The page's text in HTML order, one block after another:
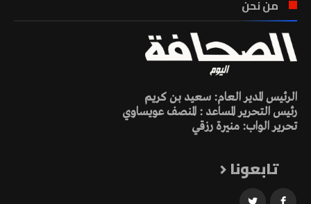
من نحن
الرئيس المدير العام: سعيد بن كريم
رئيس التحرير المساعد : المنصف عويساوي
تحرير الواب: منيرة رزقي
تابعونا